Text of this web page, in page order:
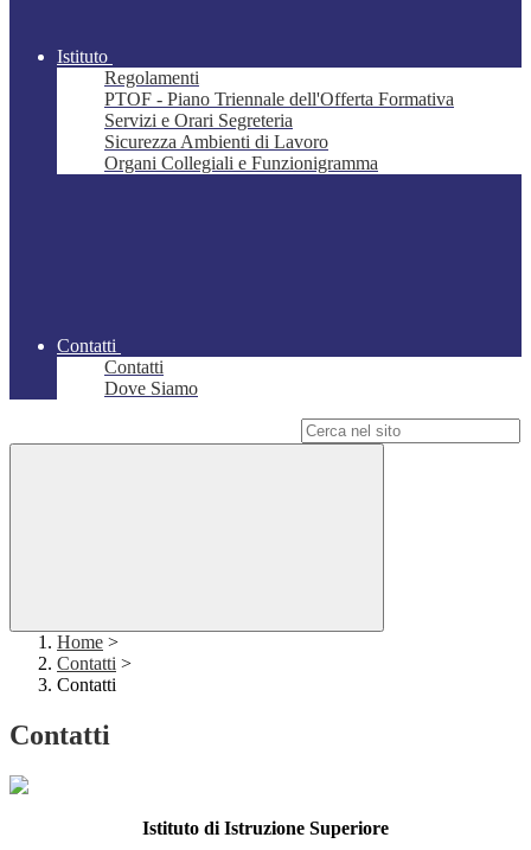
Istituto
Regolamenti
PTOF - Piano Triennale dell'Offerta Formativa
Servizi e Orari Segreteria
Sicurezza Ambienti di Lavoro
Organi Collegiali e Funzionigramma
Contatti
Contatti
Dove Siamo
Home >
Contatti >
Contatti
Contatti
Istituto di Istruzione Superiore